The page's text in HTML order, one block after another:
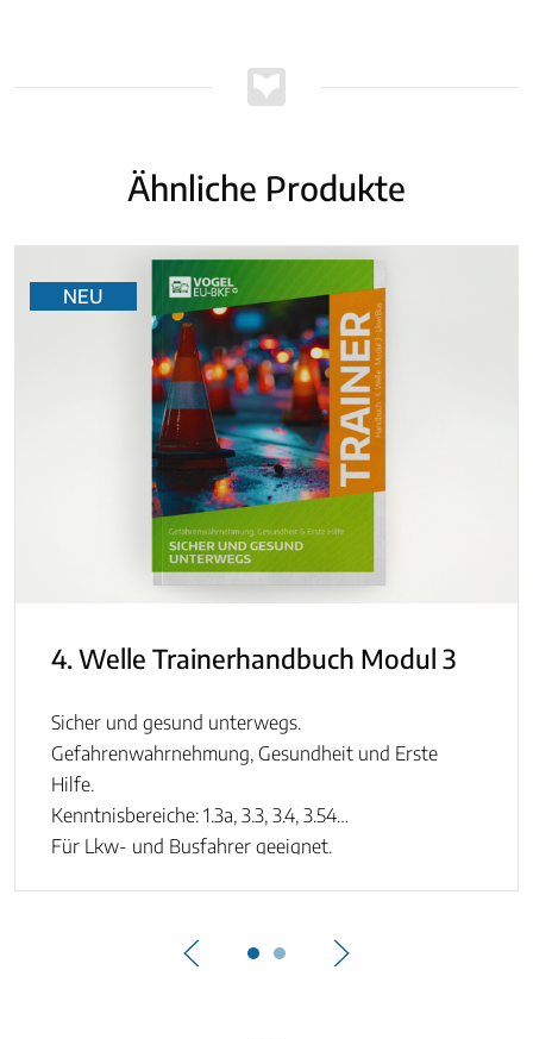
Ähnliche Produkte
NEU
4. Welle Trainerhandbuch Modul 3
Sicher und gesund unterwegs.
Gefahrenwahrnehmung, Gesundheit und Erste
Hilfe.
Kenntnisbereiche: 1.3a, 3.3, 3.4, 3.54
Für Lkw- und Busfahrer geeignet.